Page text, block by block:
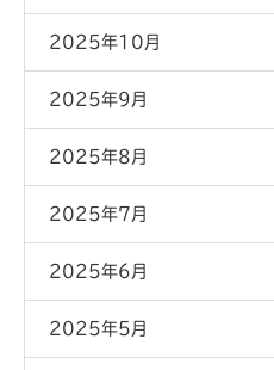
2025年10月
2025年9月
2025年8月
2025年7月
2025年6月
2025年5月